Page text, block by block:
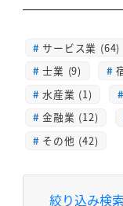
サービス業 (64)
士業 (9)
水産業 (1)
金融業 (12)
その他 (42)
絞り込み検索